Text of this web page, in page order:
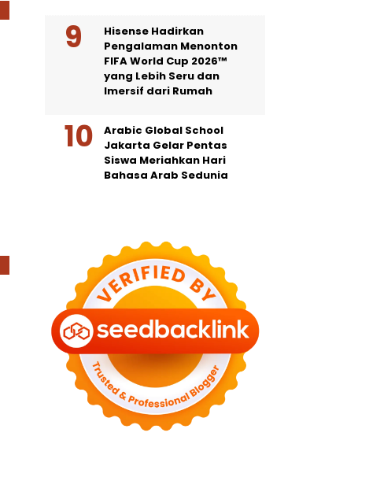
Hisense Hadirkan
Pengalaman Menonton
FIFA World Cup 2026™
yang Lebih Seru dan
Imersif dari Rumah
Arabic Global School
Jakarta Gelar Pentas
Siswa Meriahkan Hari
Bahasa Arab Sedunia